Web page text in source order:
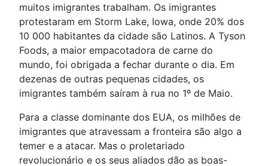
muitos imigrantes trabalham. Os imigrantes
protestaram em Storm Lake, Iowa, onde 20% dos
10 000 habitantes da cidade são Latinos. A Tyson
Foods, a maior empacotadora de carne do
mundo, foi obrigada a fechar durante o dia. Em
dezenas de outras pequenas cidades, os
imigrantes também saíram à rua no 1º de Maio.
Para a classe dominante dos EUA, os milhões de
imigrantes que atravessam a fronteira são algo a
temer e a atacar. Mas o proletariado
revolucionário e os seus aliados dão as boas-